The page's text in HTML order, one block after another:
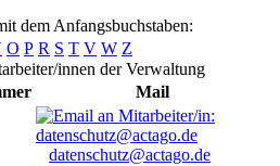
dem Anfangsbuchstaben:
O P R S T V W Z
innen der Verwaltung
Mail
datenschutz@actago.de